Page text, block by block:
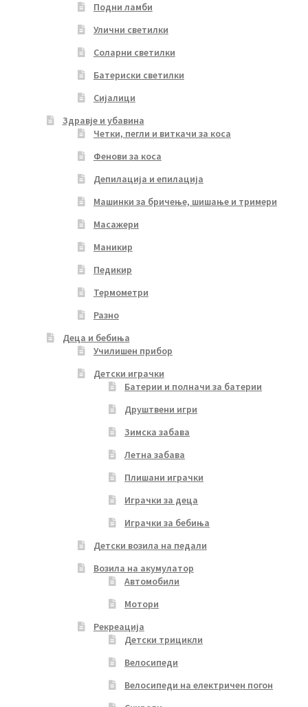
Подни ламби
Улични светилки
Соларни светилки
Батериски светилки
Сијалици
Здравје и убавина
Четки, пегли и виткачи за коса
Фенови за коса
Депилација и епилација
Машинки за бричење, шишање и тримери
Масажери
Маникир
Педикир
Термометри
Разно
Деца и бебиња
Училишен прибор
Детски играчки
Батерии и полначи за батерии
Друштвени игри
Зимска забава
Летна забава
Плишани играчки
Играчки за деца
Играчки за бебиња
Детски возила на педали
Возила на акумулатор
Автомобили
Мотори
Рекреација
Детски трицикли
Велосипеди
Велосипеди на електричен погон